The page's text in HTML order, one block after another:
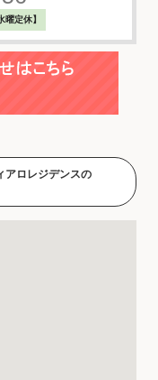
定休】
ロレジデンスの